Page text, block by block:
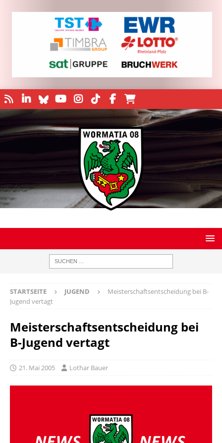
STARTSEITE JUGEND
Meisterschaftsentscheidung bei B-
Jugend vertagt
Meisterschaftsentscheidung bei
B-Jugend vertagt
21. Mai 2005 Lothar Bauer